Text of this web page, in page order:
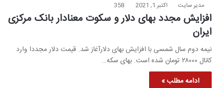
مدیر سایت اکتبر 1, 2021 358
افزایش مجدد بهای دلار و سکوت معنادار بانک مرکزی
ایران
نیمه دوم سال شمسی با افزایش بهای دلارآغاز شد. قیمت دلار مجددا وارد
کانال ۲۸۰۰۰ تومان شده است. بهای سکه…
ادامه مطلب »